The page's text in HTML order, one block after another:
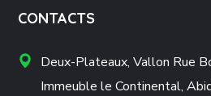
CONTACTS
Deux-Plateaux, Vallon Rue
Immeuble le Continental,